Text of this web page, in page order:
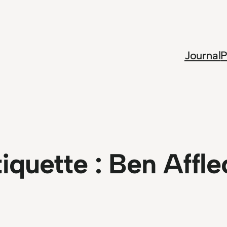
Journal
: Ben